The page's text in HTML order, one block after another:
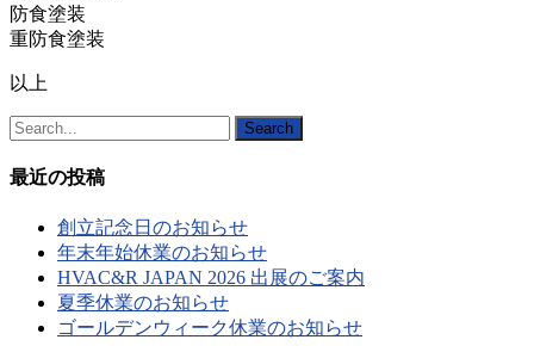
防食塗装
重防食塗装
以上
Search
最近の投稿
創立記念日のお知らせ
年末年始休業のお知らせ
HVAC&R JAPAN 2026 出展のご案内
夏季休業のお知らせ
ゴールデンウィーク休業のお知らせ